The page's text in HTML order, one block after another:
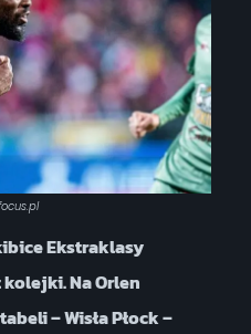
Ekstraklasy
Na Orlen
– Wisła Płock –